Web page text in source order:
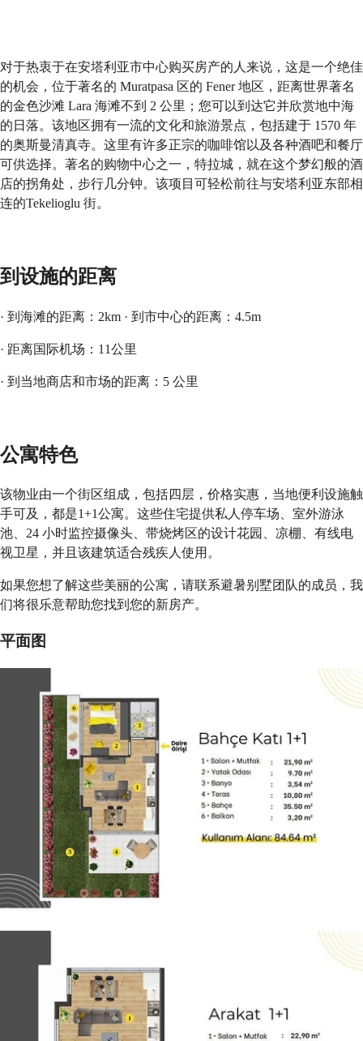
对于热衷于在安塔利亚市中心购买房产的人来说，这是一个绝佳
的机会，位于著名的 Muratpasa 区的 Fener 地区，距离世界著名
的金色沙滩 Lara 海滩不到 2 公里；您可以到达它并欣赏地中海
的日落。该地区拥有一流的文化和旅游景点，包括建于 1570 年
的奥斯曼清真寺。这里有许多正宗的咖啡馆以及各种酒吧和餐厅
可供选择。著名的购物中心之一，特拉城，就在这个梦幻般的酒
店的拐角处，步行几分钟。该项目可轻松前往与安塔利亚东部相
连的Tekelioglu 街。
到设施的距离
· 到海滩的距离：2km · 到市中心的距离：4.5m
· 距离国际机场：11公里
· 到当地商店和市场的距离：5 公里
公寓特色
该物业由一个街区组成，包括四层，价格实惠，当地便利设施触
手可及，都是1+1公寓。这些住宅提供私人停车场、室外游泳
池、24 小时监控摄像头、带烧烤区的设计花园、凉棚、有线电
视卫星，并且该建筑适合残疾人使用。
如果您想了解这些美丽的公寓，请联系避暑别墅团队的成员，我
们将很乐意帮助您找到您的新房产。
平面图